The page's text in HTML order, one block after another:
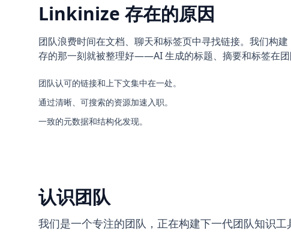
Linkinize 存在的原因
团队浪费时间在文档、聊天和标签页中寻找链接。我们构
存的那一刻就被整理好——AI 生成的标题、摘要和标签在团
团队认可的链接和上下文集中在一处。
通过清晰、可搜索的资源加速入职。
一致的元数据和结构化发现。
认识团队
我们是一个专注的团队，正在构建下一代团队知识工